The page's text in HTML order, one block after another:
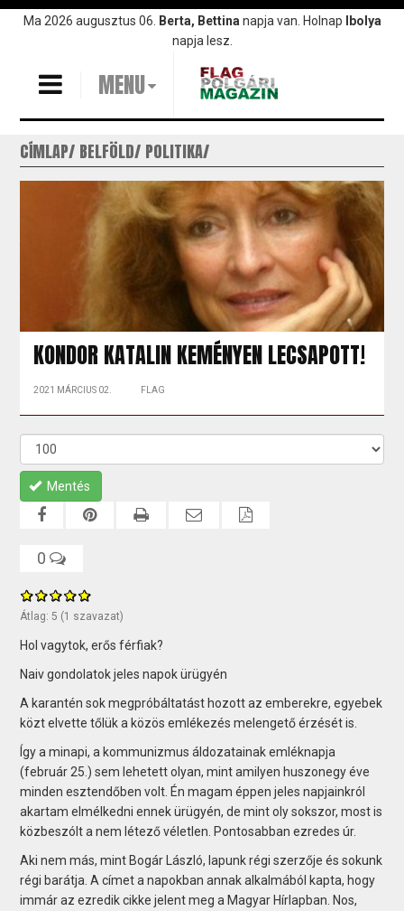
UgrásMa 2026 augusztus 06. Berta, Bettina napja van. Holnap
Ibolya
napja lesz.
MENU
CÍMLAP BELFÖLD POLITIKA
KONDOR KATALIN KEMÉNYEN LECSAPOTT!
2021 MÁRCIUS 02. FLAG
Mentés
0
Átlag: 5 (1 szavazat)
Hol vagytok, erős férfiak?
Naiv gondolatok jeles napok ürügyén
A karantén sok megpróbáltatást hozott az emberekre, egyebek
közt elvette tőlük a közös emlékezés melengető érzését is.
Így a minapi, a kommunizmus áldozatainak emléknapja
(február 25.) sem lehetett olyan, mint amilyen huszonegy éve
minden esztendőben volt. Én magam éppen jeles napjainkról
akartam elmélkedni ennek ürügyén, de mint oly sokszor, most is
közbeszólt a nem létező véletlen. Pontosabban ezredes úr.
Aki nem más, mint Bogár László, lapunk régi szerzője és sokunk
régi barátja. A címet a napokban annak alkalmából kapta, hogy
immár az ezredik cikke jelent meg a Magyar Hírlapban. Nos,